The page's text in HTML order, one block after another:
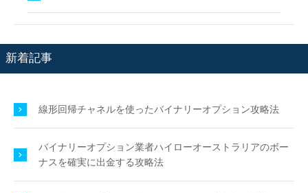
新着記事
線形回帰チャネルを使ったバイナリーオプション攻略法
バイナリーオプション業者ハイローオーストラリアのボー
ナスを確実に出金する攻略法